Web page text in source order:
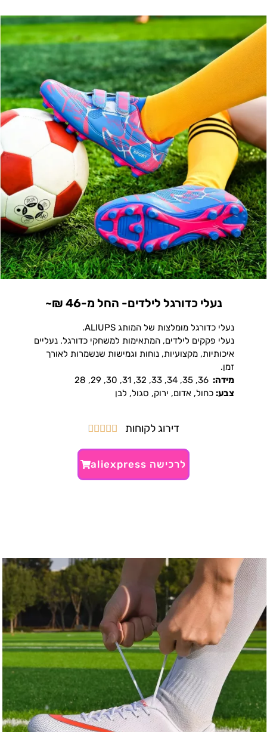
נעלי כדורגל לילדים- החל מ-46 ₪~
נעלי כדורגל מומלצות של המותג ALIUPS.
נעלי פקקים לילדים, המתאימות למשחקי כדורגל. נעליים
איכותיות, מקצועיות, נוחות וגמישות שנשמרות לאורך
זמן.
מידה:
צבע: כחול, אדום, ירוק, סגול, לבן
דירוג לקוחות 




לרכישה aliexpress